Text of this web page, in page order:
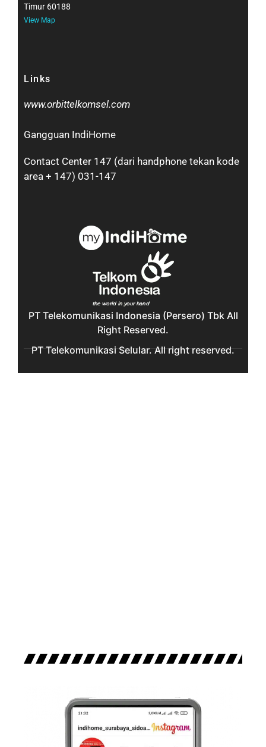
Timur 60188
View Map
Links
www.orbittelkomsel.com
Gangguan IndiHome
Contact Center 147 (dari handphone tekan kode
area + 147) 031-147
PT Telekomunikasi Indonesia (Persero) Tbk All
Right Reserved.
PT Telekomunikasi Selular. All right reserved.